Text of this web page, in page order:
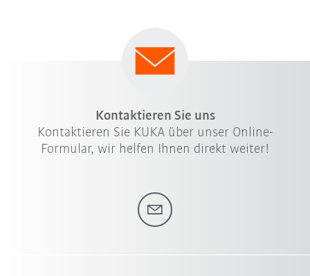
Kontaktieren Sie uns
Kontaktieren Sie KUKA über unser Online-
Formular, wir helfen Ihnen direkt weiter!